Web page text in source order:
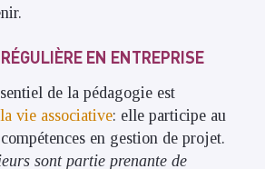
EN ENTREPRISE
de la pédagogie est
la vie associative: elle participe au
en gestion de projet.
sont partie prenante de